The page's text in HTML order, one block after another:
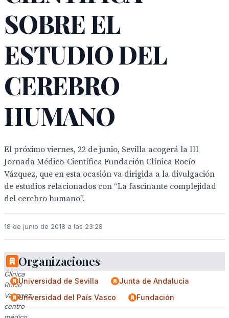
SOBRE EL
ESTUDIO DEL
CEREBRO
HUMANO
El próximo viernes, 22 de junio, Sevilla acogerá la III
Jornada Médico-Científica Fundación Clínica Rocío
Vázquez, que en esta ocasión va dirigida a la divulgación
de estudios relacionados con “La fascinante complejidad
del cerebro humano”.
18 de junio de 2018 a las 23:28
Fundación
Clínica
Rocio
Vazquez,
centro
Organizaciones
Universidad de Sevilla
Junta de Andalucía
Universidad del País Vasco
Fundación